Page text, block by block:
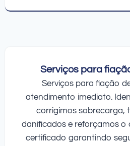
Serviços para
Serviços para fiação
atendimento imediato.
corrigimos sobrecarga,
danificados e reforçamos o
certificado garantindo